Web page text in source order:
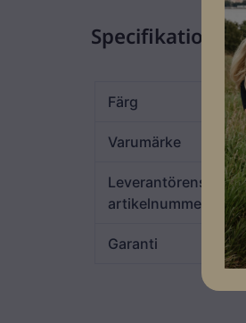
Specifikationer
Färg
Varumärke
Leverantörens
artikelnummer
Garanti